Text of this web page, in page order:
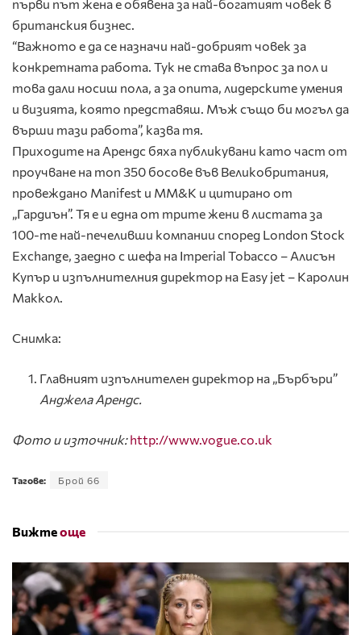
първи път жена е обявена за най-богатият човек в
британския бизнес.
“Важното е да се назначи най-добрият човек за
конкретната работа. Тук не става въпрос за пол и
това дали носиш пола, а за опита, лидерските умения
и визията, която представяш. Мъж също би могъл да
върши тази работа”, казва тя.
Приходите на Арендс бяха публикувани като част от
проучване на топ 350 босове във Великобритания,
провеждано Manifest и MM&K и цитирано от
„Гардиън”. Тя е и една от трите жени в листата за
100-те най-печеливши компании според London Stock
Exchange, заедно с шефа на Imperial Tobacco – Алисън
Купър и изпълнителния директор на Easy jet – Каролин
Маккол.
Снимка:
Главният изпълнителен директор на „Бърбъри”
Анджела Арендс.
Фото и източник:http://www.vogue.co.uk
Тагове: Брой 66
Вижтеоще